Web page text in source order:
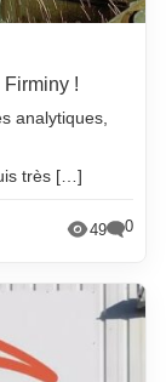
!
analytiques,
très […]
49 0